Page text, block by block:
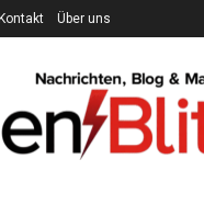
Kontakt Über uns